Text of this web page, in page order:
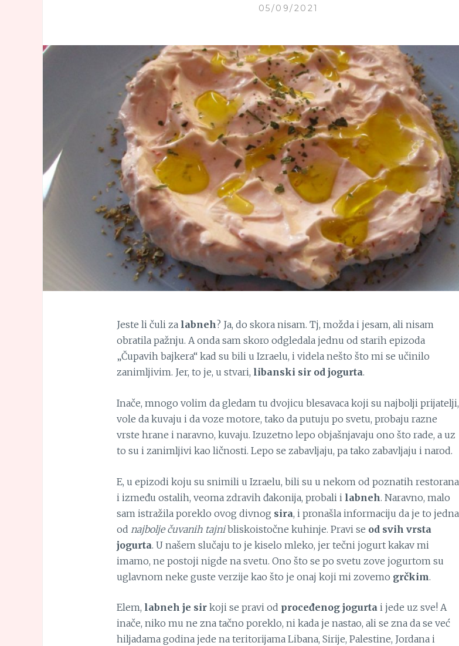
05/09/2021
Jeste li čuli zalabneh? Ja, do skora nisam. Tj, možda i jesam, ali nisam
obratila pažnju. A onda sam skoro odgledala jednu od starih epizoda
„Čupavih bajkera“ kad su bili u Izraelu, i videla nešto što mi se učinilo
zanimljivim. Jer, to je, u stvari, libanski sir od jogurta.
Inače, mnogo volim da gledam tu dvojicu blesavaca koji su najbolji prijatelji,
vole da kuvaju i da voze motore, tako da putuju po svetu, probaju razne
vrste hrane i naravno, kuvaju. Izuzetno lepo objašnjavaju ono što rade, a uz
to su i zanimljivi kao ličnosti. Lepo se zabavljaju, pa tako zabavljaju i narod.
E, u epizodi koju su snimili u Izraelu, bili su u nekom od poznatih restorana
i između ostalih, veoma zdravih đakonija, probali i labneh. Naravno, malo
sam istražila poreklo ovog divnog sira, i pronašla informaciju da je to jedna
od najbolje čuvanih tajnibliskoistočne kuhinje. Pravi se od svih vrsta
jogurta. U našem slučaju to je kiselo mleko, jer tečni jogurt kakav mi
imamo, ne postoji nigde na svetu. Ono što se po svetu zove jogurtom su
uglavnom neke guste verzije kao što je onaj koji mi zovemo grčkim.
Elem, labneh je sirkoji se pravi od proceđenog jogurtai jede uz sve! A
inače, niko mu ne zna tačno poreklo, ni kada je nastao, ali se zna da se već
hiljadama godina jede na teritorijama Libana, Sirije, Palestine, Jordana i